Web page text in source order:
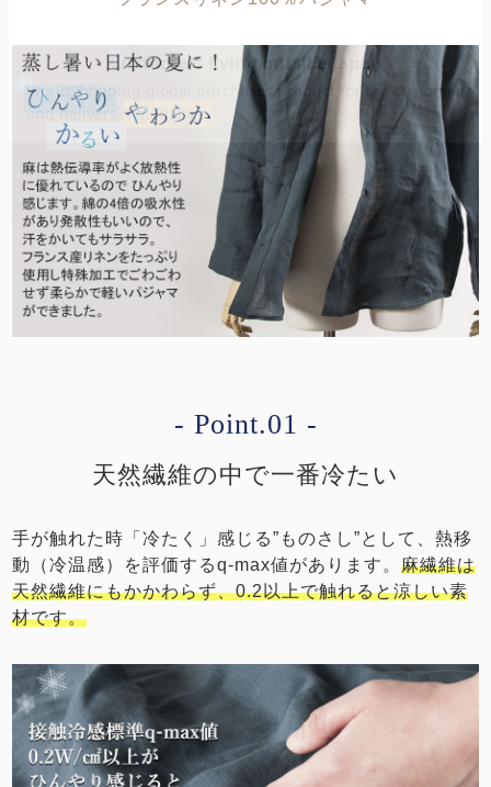
- Point.01 -
天然繊維の中で一番冷たい
手が触れた時「冷たく」感じる”ものさし”として、熱移
動（冷温感）を評価するq-max値があります。麻繊維は
天然繊維にもかかわらず、0.2以上で触れると涼しい素
材です。